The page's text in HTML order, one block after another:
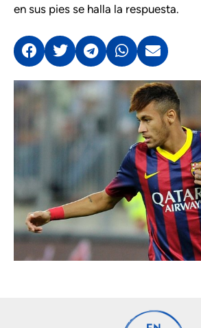
en sus pies se halla la respuesta.